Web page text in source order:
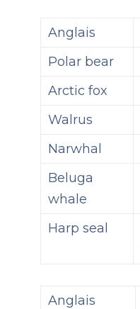
Anglais
Polar bear
Arctic fox
Walrus
Narwhal
Beluga
whale
Harp seal
Anglais